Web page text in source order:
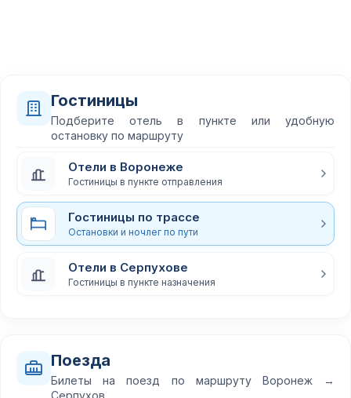
Гостиницы
Подберите отель в пункте или удобную
остановку по маршруту
Отели в Воронеже
Гостиницы в пункте отправления
Гостиницы по трассе
Остановки и ночлег по пути
Отели в Серпухове
Гостиницы в пункте назначения
Поезда
Билеты на поезд по маршруту Воронеж →
Серпухов